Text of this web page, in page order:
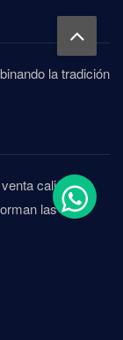
la tradición
caliente y
las